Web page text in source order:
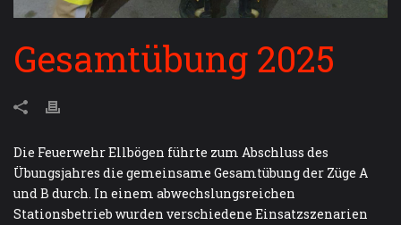
Gesamtübung 2025
Die Feuerwehr Ellbögen führte zum Abschluss des
Übungsjahres die gemeinsame Gesamtübung der Züge A
und B durch. In einem abwechslungsreichen
Stationsbetrieb wurden verschiedene Einsatzszenarien